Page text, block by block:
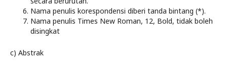
Nama penulis korespondensi diberi tanda bintang (*).
Nama penulis Times New Roman, 12, Bold, tidak boleh
disingkat
c) Abstrak